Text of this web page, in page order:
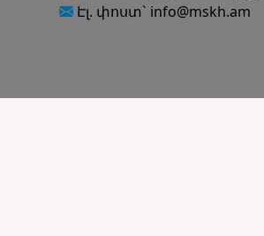
Էլ. փոստ` info@mskh.am